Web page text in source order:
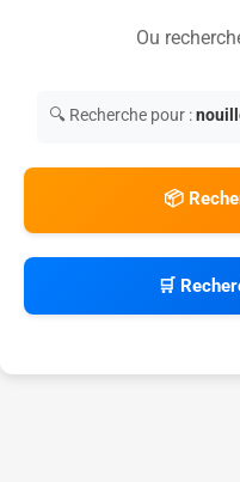
Ou
🔍 Recherche pour :
📦
🛒